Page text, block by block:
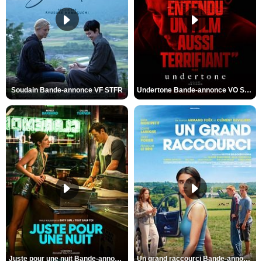
Soudain Bande-annonce VF STFR Undertone Bande-annonce VO STFR
Juste pour une nuit Bande-annonce VO STFR Un grand raccourci Bande-annonce VF